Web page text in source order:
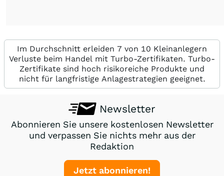
Im Durchschnitt erleiden 7 von 10 Kleinanlegern
Verluste beim Handel mit Turbo-Zertifikaten. Turbo-
Zertifikate sind hoch risikoreiche Produkte und
nicht für langfristige Anlagestrategien geeignet.
Newsletter
Abonnieren Sie unsere kostenlosen Newsletter
und verpassen Sie nichts mehr aus der
Redaktion
Jetzt abonnieren!